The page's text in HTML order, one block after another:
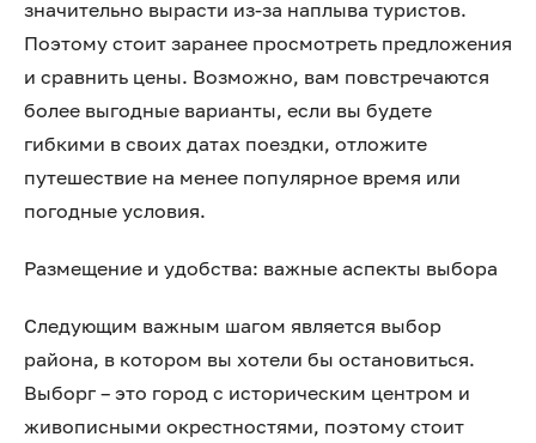
значительно вырасти из-за наплыва туристов.
Поэтому стоит заранее просмотреть предложения
и сравнить цены. Возможно, вам повстречаются
более выгодные варианты, если вы будете
гибкими в своих датах поездки, отложите
путешествие на менее популярное время или
погодные условия.
Размещение и удобства: важные аспекты выбора
Следующим важным шагом является выбор
района, в котором вы хотели бы остановиться.
Выборг – это город с историческим центром и
живописными окрестностями, поэтому стоит